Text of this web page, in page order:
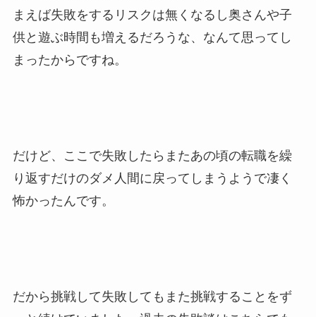
まえば失敗をするリスクは無くなるし奥さんや子
供と遊ぶ時間も増えるだろうな、なんて思ってし
まったからですね。
だけど、ここで失敗したらまたあの頃の転職を繰
り返すだけのダメ人間に戻ってしまうようで凄く
怖かったんです。
だから挑戦して失敗してもまた挑戦することをず